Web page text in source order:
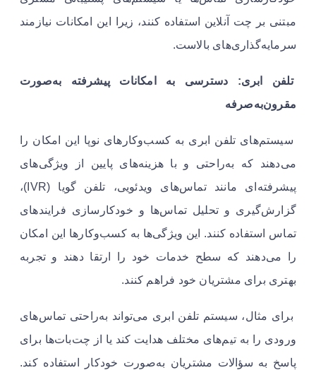
مبتنی بر چت آنلاین استفاده کنند، زیرا این امکانات نیازمند
سرمایه‌گذاری‌های بالاست.
تلفن ابری: دسترسی به امکانات پیشرفته به‌صورت
مقرون‌به‌صرفه
سیستم‌های تلفن ابری به کسب‌وکارهای نوپا این امکان را
می‌دهند که به‌راحتی و با هزینه‌های پایین از ویژگی‌های
پیشرفته‌ای مانند تماس‌های ویدئویی، تلفن گویا (IVR)،
گزارش‌گیری و تحلیل تماس‌ها و خودکارسازی فرایندهای
تماس استفاده کنند. این ویژگی‌ها به کسب‌وکارها این امکان
را می‌دهند که سطح خدمات خود را ارتقا دهند و تجربه
بهتری برای مشتریان خود فراهم کنند.
برای مثال، سیستم تلفن ابری می‌تواند به‌راحتی تماس‌های
ورودی را به تیم‌های مختلف هدایت کند یا از چت‌بات‌ها برای
پاسخ به سؤالات مشتریان به‌صورت خودکار استفاده کند.